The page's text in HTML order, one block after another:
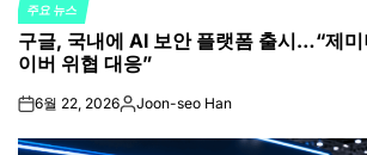
POSTED
IN
주요 뉴스
구글, 국내에 AI 보안 플랫폼 출시…“제
이버 위협 대응”
on6월 22, 2026Posted
Joon-seo Han